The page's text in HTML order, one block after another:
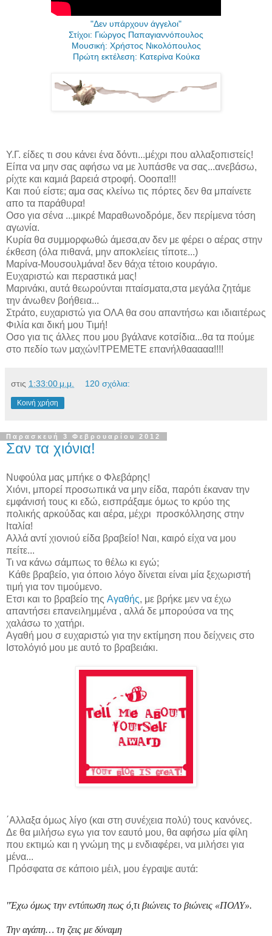
"Δεν υπάρχουν άγγελοι"
Στίχοι: Γιώργος Παπαγιαννόπουλος
Μουσική: Χρήστος Νικολόπουλος
Πρώτη εκτέλεση: Κατερίνα Κούκα
Υ.Γ. είδες τι σου κάνει ένα δόντι...μέχρι που αλλαξοπιστείς!
Είπα να μην σας αφήσω να με λυπάσθε να σας...ανεβάσω,
ρίχτε και καμιά βαρειά στροφή. Οοοπα!!!
Και πού είστε; αμα σας κλείνω τις πόρτες δεν θα μπαίνετε
απο τα παράθυρα!
Οσο για σένα ...μικρέ Μαραθωνοδρόμε, δεν περίμενα τόση
αγωνία.
Κυρία θα συμμορφωθώ άμεσα,αν δεν με φέρει ο αέρας στην
έκθεση (όλα πιθανά, μην αποκλείεις τίποτε...)
Μαρίνα-Μουσουλμάνα! δεν θάχα τέτοιο κουράγιο.
Ευχαριστώ και περαστικά μας!
Μαρινάκι, αυτά θεωρούνται πταίσματα,στα μεγάλα ζητάμε
την άνωθεν βοήθεια...
Στράτο, ευχαριστώ για ΟΛΑ θα σου απαντήσω και ιδιαιτέρως
Φιλία και δική μου Τιμή!
Οσο για τις άλλες που μου βγάλανε κοτσίδια...θα τα πούμε
στο πεδίο των μαχών!ΤΡΕΜΕΤΕ επανήλθααααα!!!!
στις 1:33:00 μ.μ. 120 σχόλια:
Κοινή χρήση
Παρασκευή 3 Φεβρουαρίου 2012
Σαν τα χιόνια!
Νυφούλα μας μπήκε ο Φλεβάρης!
Χιόνι, μπορεί προσωπικά να μην είδα, παρότι έκαναν την
εμφάνισή τους κι εδώ, εισπράξαμε όμως το κρύο της
πολικής αρκούδας και αέρα, μέχρι προσκόλλησης στην
Ιταλία!
Αλλά αντί χιονιού είδα βραβείο! Ναι, καιρό είχα να μου
πείτε...
Τι να κάνω σάμπως το θέλω κι εγώ;
Κάθε βραβείο, για όποιο λόγο δίνεται είναι μία ξεχωριστή
τιμή για τον τιμούμενο.
Ετσι και το βραβείο της Αγαθής, με βρήκε μεν να έχω
απαντήσει επανειλημμένα , αλλά δε μπορούσα να της
χαλάσω το χατήρι.
Αγαθή μου σ ευχαριστώ για την εκτίμηση που δείχνεις στο
Ιστολόγιό μου με αυτό το βραβειάκι.
΄Αλλαξα όμως λίγο (και στη συνέχεια πολύ) τους κανόνες.
Δε θα μιλήσω εγω για τον εαυτό μου, θα αφήσω μία φίλη
που εκτιμώ και η γνώμη της μ ενδιαφέρει, να μιλήσει για
μένα...
Πρόσφατα σε κάποιο μέιλ, μου έγραψε αυτά:
"Έχω όμως την εντύπωση πως ό,τι βιώνεις το βιώνεις «ΠΟΛΥ».
Την αγάπη… τη ζεις με δύναμη